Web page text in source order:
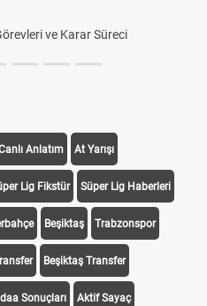
ve Karar Süreci
Anlatım At Yarışı
Lig Fikstür Süper Lig Haberleri
Beşiktaş Trabzonspor
Beşiktaş Transfer
Sonuçları Aktif Sayaç